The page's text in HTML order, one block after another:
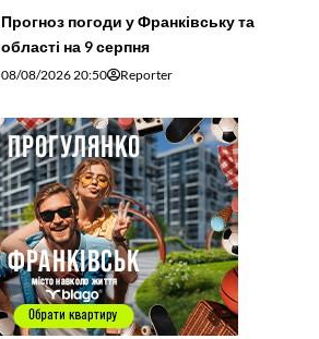
Прогноз погоди у Франківську та
області на 9 серпня
08/08/2026 20:50 Reporter